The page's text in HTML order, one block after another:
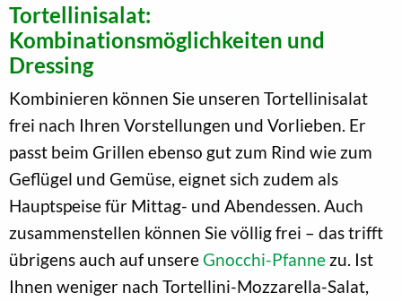
Tortellinisalat:
Kombinationsmöglichkeiten und
Dressing
Kombinieren können Sie unseren Tortellinisalat
frei nach Ihren Vorstellungen und Vorlieben. Er
passt beim Grillen ebenso gut zum Rind wie zum
Geflügel und Gemüse, eignet sich zudem als
Hauptspeise für Mittag- und Abendessen. Auch
zusammenstellen können Sie völlig frei – das trifft
übrigens auch auf unsereGnocchi-Pfanne zu. Ist
Ihnen weniger nach Tortellini-Mozzarella-Salat,